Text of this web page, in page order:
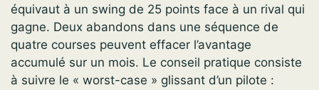
équivaut à un swing de 25 points face à un rival qui
gagne. Deux abandons dans une séquence de
quatre courses peuvent effacer l’avantage
accumulé sur un mois. Le conseil pratique consiste
à suivre le « worst-case » glissant d’un pilote :